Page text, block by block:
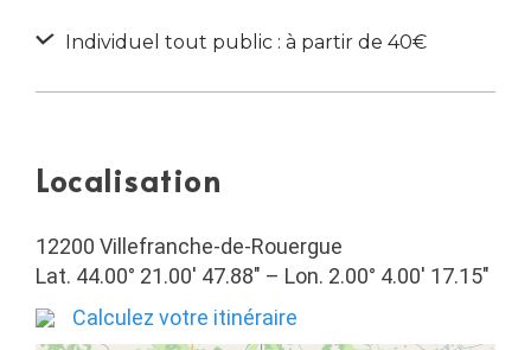
Individuel tout public : à partir de 40€
Localisation
12200 Villefranche-de-Rouergue
Lat. 44.00° 21.00′ 47.88″ – Lon. 2.00° 4.00′ 17.15″
Calculez votre itinéraire